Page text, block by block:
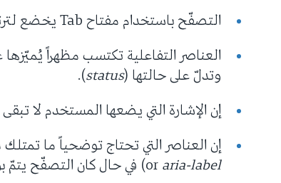
التصفّح باستخدام مفتاح Tab يخضع لترتيب منطقي.
العناصر التفاعلية تكتسب مظهراً
وتدلّ على حالتها (status
).
إن الإشارة التي يضعها المستخدم لا
إن العناصر التي تحتاج توضحياً ما
or aria-label ) في حال كان التصفّح